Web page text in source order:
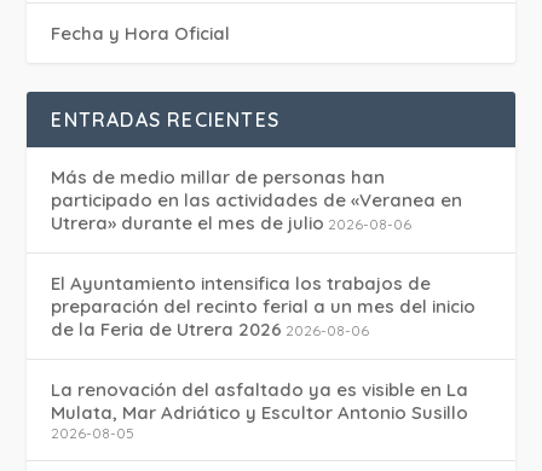
Fecha y Hora Oficial
ENTRADAS RECIENTES
Más de medio millar de personas han
participado en las actividades de «Veranea en
Utrera» durante el mes de julio 2026-08-06
El Ayuntamiento intensifica los trabajos de
preparación del recinto ferial a un mes del inicio
de la Feria de Utrera 2026 2026-08-06
La renovación del asfaltado ya es visible en La
Mulata, Mar Adriático y Escultor Antonio Susillo
2026-08-05